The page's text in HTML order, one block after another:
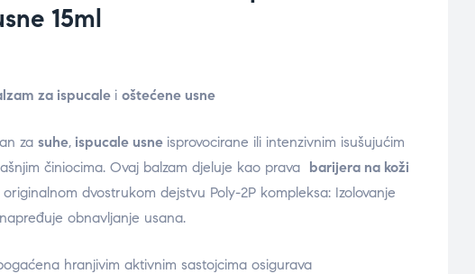
15ml
za ispucale i oštećene usne
za suhe, ispucale usne isprovocirane ili intenzivnim isušujućim
činiocima. Ovaj balzam djeluje kao prava barijera na koži
originalnom dvostrukom dejstvu Poly-2P kompleksa: Izolovanje
obnavljanje usana.
hranjivim aktivnim sastojcima osigurava